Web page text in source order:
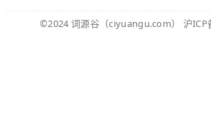
©2024 词源谷 （ciyuangu.com） 沪ICP